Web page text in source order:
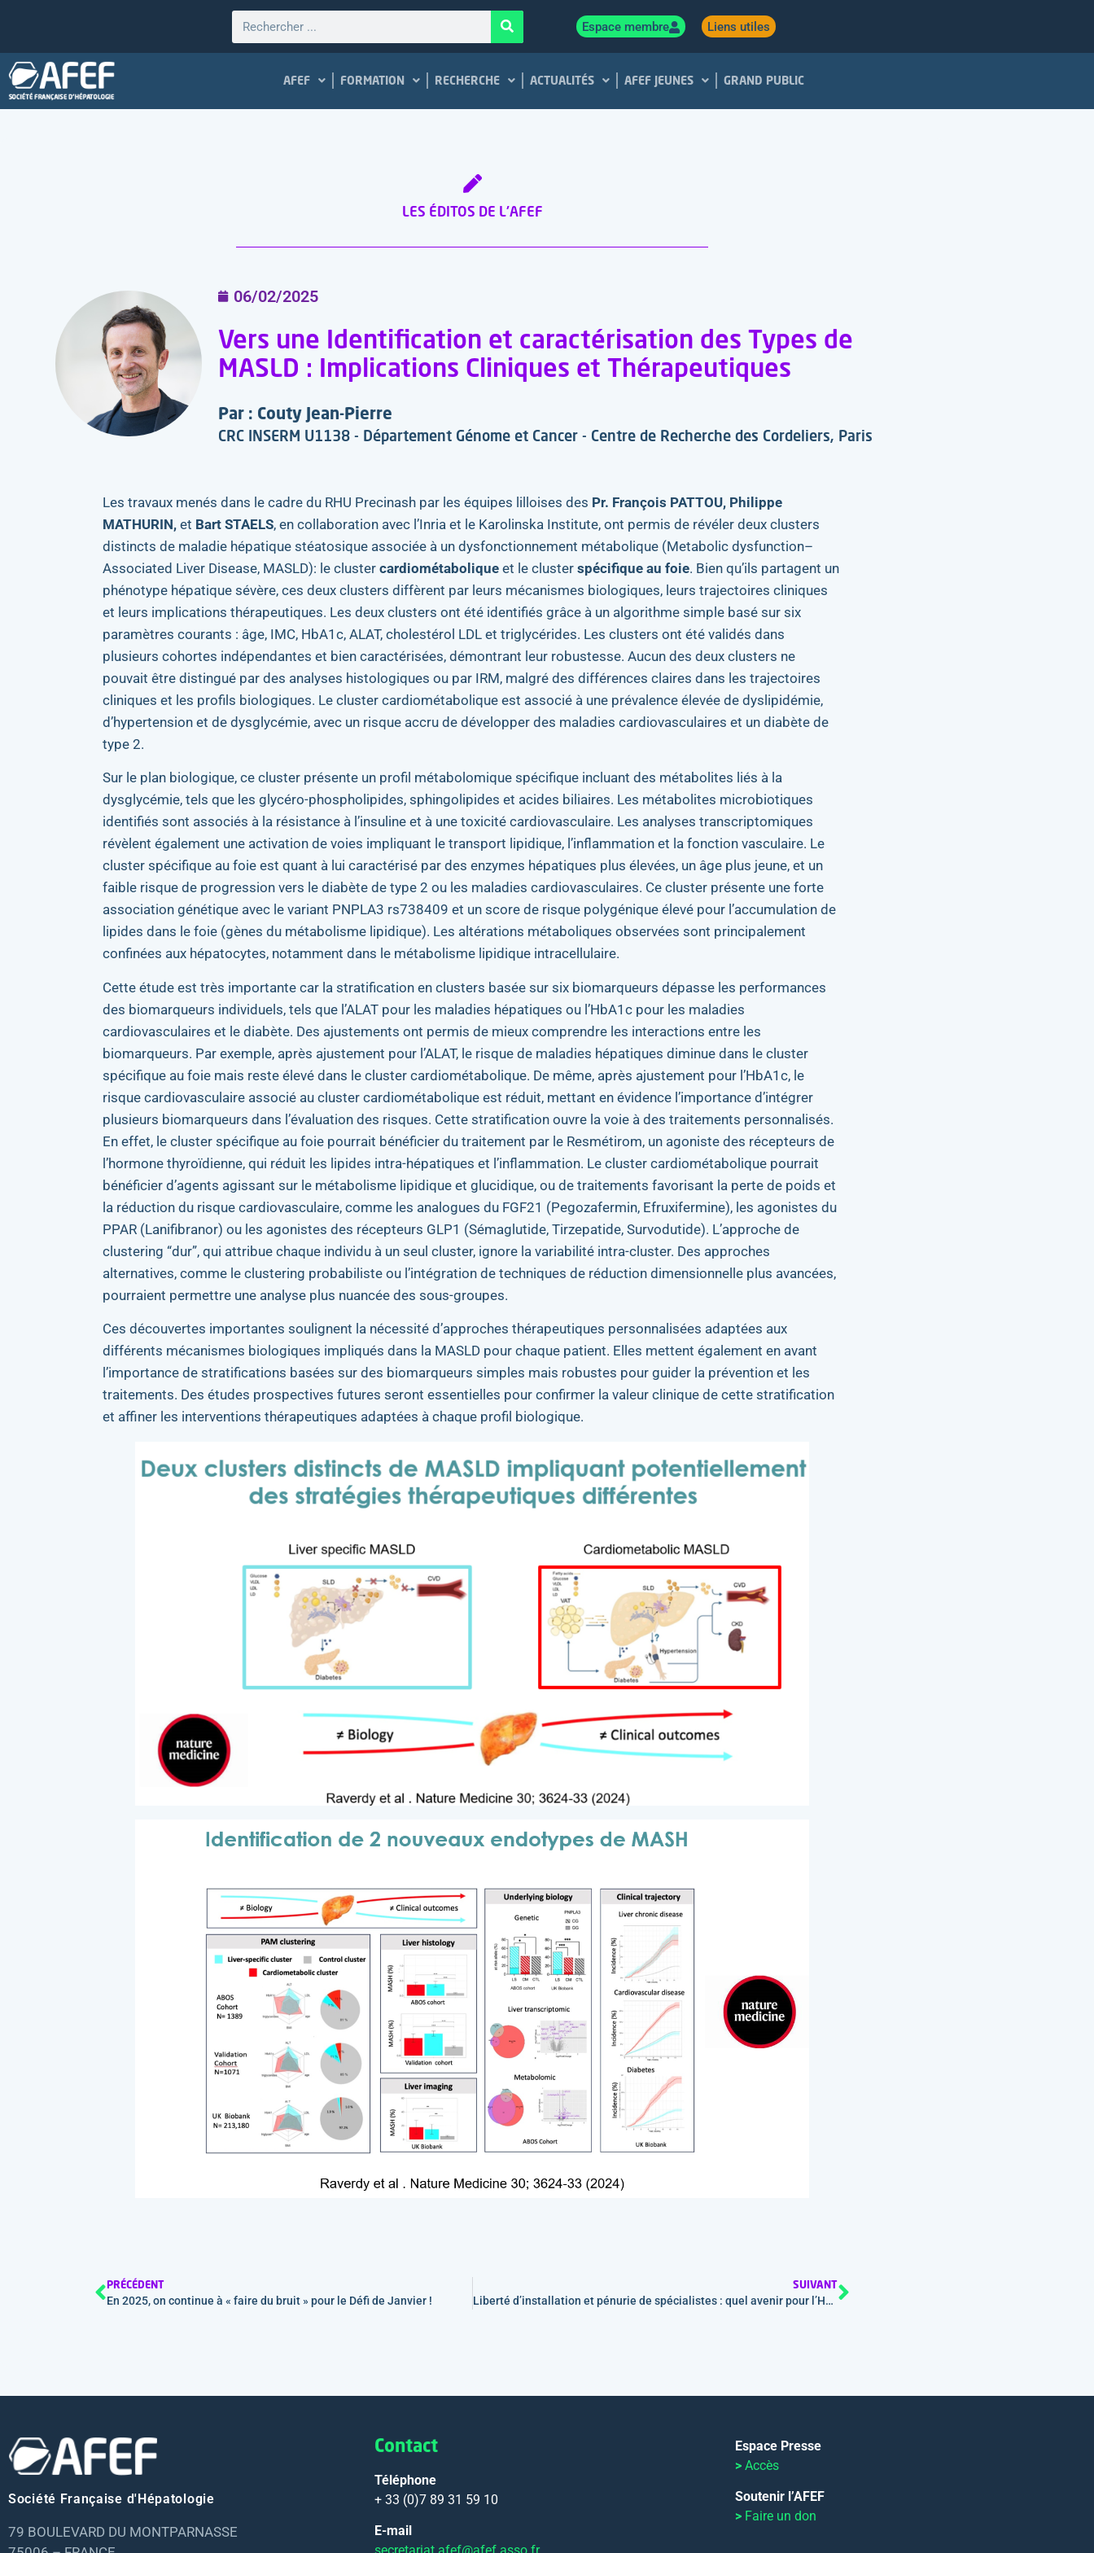
Espace membre Liens utiles
AFEF FORMATION RECHERCHE ACTUALITÉS AFEF JEUNES GRAND PUBLIC
LES ÉDITOS DE L'AFEF
06/02/2025
Vers une Identification et caractérisation des Types de
MASLD : Implications Cliniques et Thérapeutiques
Par : Couty Jean-Pierre
CRC INSERM U1138 - Département Génome et Cancer - Centre de Recherche des Cordeliers, Paris
Les travaux menés dans le cadre du RHU Precinash par les équipes lilloises des Pr. François PATTOU, Philippe
MATHURIN, et Bart STAELS, en collaboration avec l’Inria et le Karolinska Institute, ont permis de révéler deux clusters
distincts de maladie hépatique stéatosique associée à un dysfonctionnement métabolique (Metabolic dysfunction–
Associated Liver Disease, MASLD): le cluster cardiométabolique et le cluster spécifique au foie. Bien qu’ils partagent un
phénotype hépatique sévère, ces deux clusters diffèrent par leurs mécanismes biologiques, leurs trajectoires cliniques
et leurs implications thérapeutiques. Les deux clusters ont été identifiés grâce à un algorithme simple basé sur six
paramètres courants : âge, IMC, HbA1c, ALAT, cholestérol LDL et triglycérides. Les clusters ont été validés dans
plusieurs cohortes indépendantes et bien caractérisées, démontrant leur robustesse. Aucun des deux clusters ne
pouvait être distingué par des analyses histologiques ou par IRM, malgré des différences claires dans les trajectoires
cliniques et les profils biologiques. Le cluster cardiométabolique est associé à une prévalence élevée de dyslipidémie,
d’hypertension et de dysglycémie, avec un risque accru de développer des maladies cardiovasculaires et un diabète de
type 2.
Sur le plan biologique, ce cluster présente un profil métabolomique spécifique incluant des métabolites liés à la
dysglycémie, tels que les glycéro-phospholipides, sphingolipides et acides biliaires. Les métabolites microbiotiques
identifiés sont associés à la résistance à l’insuline et à une toxicité cardiovasculaire. Les analyses transcriptomiques
révèlent également une activation de voies impliquant le transport lipidique, l’inflammation et la fonction vasculaire. Le
cluster spécifique au foie est quant à lui caractérisé par des enzymes hépatiques plus élevées, un âge plus jeune, et un
faible risque de progression vers le diabète de type 2 ou les maladies cardiovasculaires. Ce cluster présente une forte
association génétique avec le variant PNPLA3 rs738409 et un score de risque polygénique élevé pour l’accumulation de
lipides dans le foie (gènes du métabolisme lipidique). Les altérations métaboliques observées sont principalement
confinées aux hépatocytes, notamment dans le métabolisme lipidique intracellulaire.
Cette étude est très importante car la stratification en clusters basée sur six biomarqueurs dépasse les performances
des biomarqueurs individuels, tels que l’ALAT pour les maladies hépatiques ou l’HbA1c pour les maladies
cardiovasculaires et le diabète. Des ajustements ont permis de mieux comprendre les interactions entre les
biomarqueurs. Par exemple, après ajustement pour l’ALAT, le risque de maladies hépatiques diminue dans le cluster
spécifique au foie mais reste élevé dans le cluster cardiométabolique. De même, après ajustement pour l’HbA1c, le
risque cardiovasculaire associé au cluster cardiométabolique est réduit, mettant en évidence l’importance d’intégrer
plusieurs biomarqueurs dans l’évaluation des risques. Cette stratification ouvre la voie à des traitements personnalisés.
En effet, le cluster spécifique au foie pourrait bénéficier du traitement par le Resmétirom, un agoniste des récepteurs de
l’hormone thyroïdienne, qui réduit les lipides intra-hépatiques et l’inflammation. Le cluster cardiométabolique pourrait
bénéficier d’agents agissant sur le métabolisme lipidique et glucidique, ou de traitements favorisant la perte de poids et
la réduction du risque cardiovasculaire, comme les analogues du FGF21 (Pegozafermin, Efruxifermine), les agonistes du
PPAR (Lanifibranor) ou les agonistes des récepteurs GLP1 (Sémaglutide, Tirzepatide, Survodutide). L’approche de
clustering “dur”, qui attribue chaque individu à un seul cluster, ignore la variabilité intra-cluster. Des approches
alternatives, comme le clustering probabiliste ou l’intégration de techniques de réduction dimensionnelle plus avancées,
pourraient permettre une analyse plus nuancée des sous-groupes.
Ces découvertes importantes soulignent la nécessité d’approches thérapeutiques personnalisées adaptées aux
différents mécanismes biologiques impliqués dans la MASLD pour chaque patient. Elles mettent également en avant
l’importance de stratifications basées sur des biomarqueurs simples mais robustes pour guider la prévention et les
traitements. Des études prospectives futures seront essentielles pour confirmer la valeur clinique de cette stratification
et affiner les interventions thérapeutiques adaptées à chaque profil biologique.
PRÉCÉDENT
En 2025, on continue à « faire du bruit » pour le Défi de Janvier !
SUIVANT
Liberté d’installation et pénurie de spécialistes : quel avenir pour l’HGE ?
Société Française d'Hépatologie
79 BOULEVARD DU MONTPARNASSE
Contact
Téléphone
+ 33 (0)7 89 31 59 10
E-mail
Espace Presse
>Accès
Soutenir l’AFEF
> Faire un don